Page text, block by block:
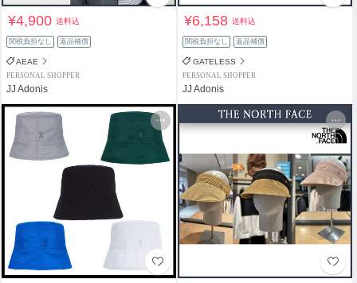
¥4,900送料込
関税負担なし 返品補償
AEAE
PERSONAL SHOPPER
JJ Adonis
¥6,158送料込
関税負担なし 返品補償
GATELESS
PERSONAL SHOPPER
JJ Adonis